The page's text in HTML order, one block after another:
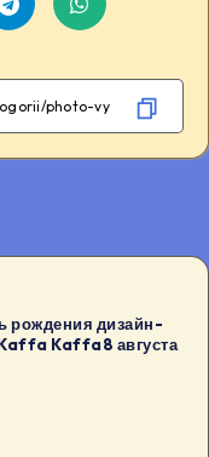
TelegramWhatsApp
рождения дизайн-
Kaffa8 августа